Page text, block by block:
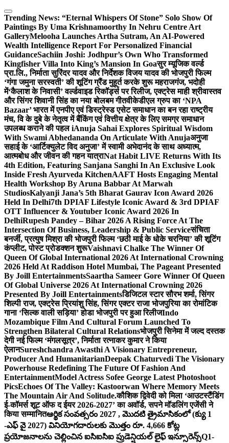
Skip
to
content
Trending News: “Eternal Whispers Of Stone” Solo Show Of
Paintings By Uma Krishnamoorthy In Nehru Centre Art
GalleryMelooha Launches Artha Sutram, An AI-Powered
Wealth Intelligence Report For Personalized Financial
GuidanceSachiin Joshi: Jodhpur’s Own Who Transformed
Kingfisher Villa Into King’s Mansion In Goaसुर म्यूजिक वर्ल्ड
प्रा.लि., निर्माता सुरिंदर यादव और निर्देशक विजय यादव की भोजपुरी फिल्म
‘गंगा जमुना सरस्वती’ की शूटिंग ग्रैंड मुहूर्त करके शुरू महराजगंज, भदोही
में‘कैलाश के निवासी’ वर्ल्डवाइड रिकॉर्ड्स पर रिलीज, एक्ट्रेस माही श्रीवास्तव
और सिंगर शिवानी सिंह का नया बोलबम गीतवीकेडीएल ग्रुप का ‘NPA
Bazaar’ भारत में एनपीए एवं डिस्ट्रेस्ड एसेट समाधान का बन रहा राष्ट्रीय
मंच, वि के दुबे के नेतृत्व में बैंकिंग एवं वित्तीय क्षेत्र के लिए समग्र समाधान
उपलब्ध कराने की पहल iAnuja Sahai Explores Spiritual Wisdom
With Swami Abhedananda On Articulate With Anujaअनुजा
सहाई के ‘आर्टिक्युलेट विद अनुजा’ में स्वामी अभेदानंद के साथ अध्यात्म,
आत्मबोध और जीवन की गहन यात्राNat Habit LIVE Returns With Its
4th Edition, Featuring Sanjana Sanghi In An Exclusive Look
Inside Fresh Ayurveda KitchenAAFT Hosts Engaging Mental
Health Workshop By Aruna Babbar At Marwah
StudiosKalyanji Jana’s 5th Bharat Gaurav Icon Award 2026
Held In Delhi7th DPIAF Lifestyle Iconic Award & 3rd DPIAF
OTT Influencer & Youtuber Iconic Award 2026 In
DelhiRupesh Pandey – Bihar 2026 A Rising Force At The
Intersection Of Business, Leadership & Public Serviceसंचिता
बनर्जी, प्रत्युष मिश्रा की भोजपुरी फिल्म ‘छठी माई के धोके चरनिया’ की शूटिंग
कंप्लीट, पोस्ट प्रोडक्शन शुरूVaishnavi Chalke The Winner Of
Queen Of Global International 2026 At International Crowning
2026 Held At Raddison Hotel Mumbai, The Pageant Presented
By Joill EntertainmentsSaartha Sameer Gore Winner Of Queen
Of Global Universe 2026 At International Crowning 2026
Presented By Joill Entertainmentsडिजिटल स्टार सौरभ शर्मा, सिंगर
शिल्पी राज, एक्ट्रेस प्रियांशु सिंह, सिंगर एक्टर राजा भोजपुरिया का रोमांटिक
गाना ‘सिल्क वाली सड़िया’ होडा भोजपुरी पर हुआ रिलीजIndo
Mozambique Film And Cultural Forum Launched To
Strengthen Bilateral Cultural Relationsभोजपुरी सिनेमा में जल्द दस्तक
देगी नई फिल्म ‘मंगलसूत्र’, निर्माता रत्नाकर कुमार ने किया
ऐलानSureshchandra Awasthi A Visionary Entrepreneur,
Producer And HumanitarianDeepak Chaturvedi The Visionary
Powerhouse Redefining The Future Of Fashion And
EntertainmentModel Actress Sofee George Latest Photoshoot
PicsEchoes Of The Valley: Kastoorwan Where Memory Meets
The Mountain Air And Solitude.कौशिक द्विवेदी को मिला ‘आउटस्टैंडिंग
ई-कॉमर्स शूट ऑफ द ईयर 2026-2027’ का अवॉर्ड, सपने मॉडलिंग एजेंसी ने
किया सम्मानितఆర్థిక సంవత్సరం 2027 , మొదటి త్రైమాసికంలో (క్యు 1
-ఎఫ్ వై 2027) వినియోగదారులకు మొత్తం రూ. 4,666 కోట్ల
ప్రయోజనాలను చెల్లించిన ఐసిఐసిఐ ప్రుడెన్షియల్ లైఫ్ ఇన్సూరెన్స్Q1-